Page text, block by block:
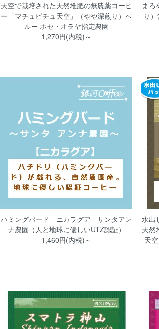
天空で栽培された天然堆肥の無農薬コーヒ
ー「マチュピチュ天空」（やや深煎り）ペ
ルー ホセ・オラヤ指定農園
1,270円(内税)～
まろ
り
ハミングバード ニカラグア サンタアン
ナ農園（人と地球に優しいUTZ認証）
1,460円(内税)～
水出
天然
天